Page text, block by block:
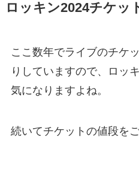
ロッキン2024チケッ
ここ数年でライブのチケ
りしていますので、ロッ
気になりますよね。
続いてチケットの値段を